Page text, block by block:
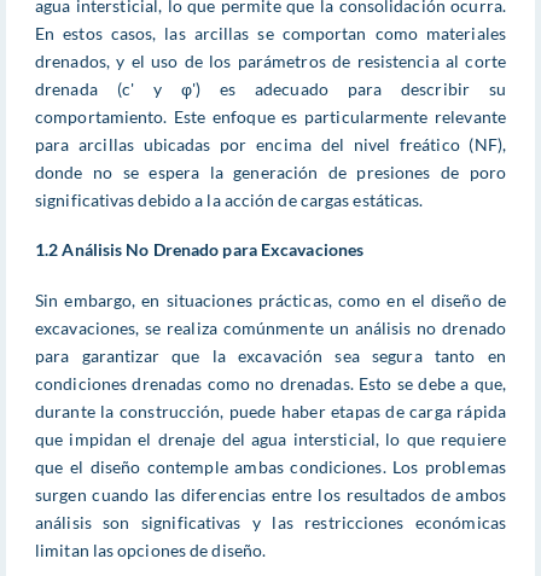
agua intersticial, lo que permite que la consolidación ocurra.
En estos casos, las arcillas se comportan como materiales
drenados, y el uso de los parámetros de resistencia al corte
drenada (c' y φ') es adecuado para describir su
comportamiento. Este enfoque es particularmente relevante
para arcillas ubicadas por encima del nivel freático (NF),
donde no se espera la generación de presiones de poro
significativas debido a la acción de cargas estáticas.
1.2 Análisis No Drenado para Excavaciones
Sin embargo, en situaciones prácticas, como en el diseño de
excavaciones, se realiza comúnmente un análisis no drenado
para garantizar que la excavación sea segura tanto en
condiciones drenadas como no drenadas. Esto se debe a que,
durante la construcción, puede haber etapas de carga rápida
que impidan el drenaje del agua intersticial, lo que requiere
que el diseño contemple ambas condiciones. Los problemas
surgen cuando las diferencias entre los resultados de ambos
análisis son significativas y las restricciones económicas
limitan las opciones de diseño.